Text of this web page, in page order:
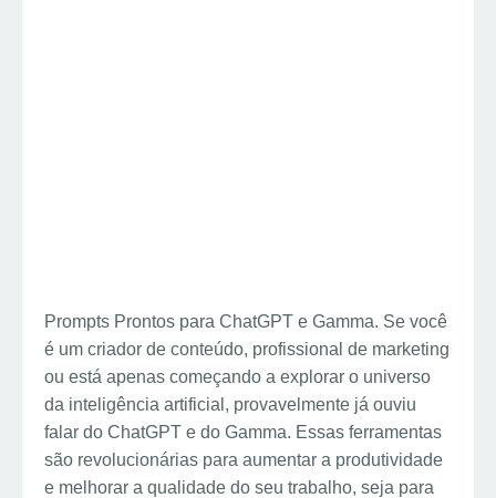
Prompts Prontos para ChatGPT e Gamma. Se você
é um criador de conteúdo, profissional de marketing
ou está apenas começando a explorar o universo
da inteligência artificial, provavelmente já ouviu
falar do ChatGPT e do Gamma. Essas ferramentas
são revolucionárias para aumentar a produtividade
e melhorar a qualidade do seu trabalho, seja para